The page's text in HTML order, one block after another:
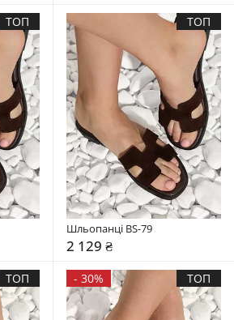
ТОП ТОП
Шльопанці BS-79
2 129 ₴
ТОП - 30% ТОП